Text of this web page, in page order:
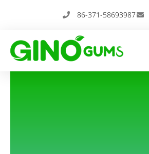
86-371-58693987